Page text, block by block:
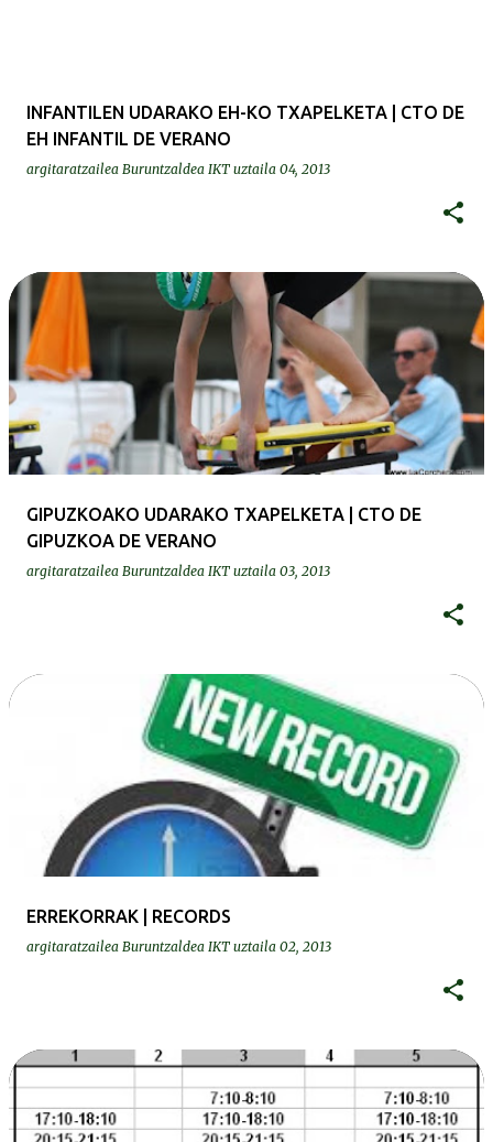
INFANTILEN UDARAKO EH-KO TXAPELKETA | CTO DE
EH INFANTIL DE VERANO
argitaratzailea Buruntzaldea IKT uztaila 04, 2013
GIPUZKOAKO UDARAKO TXAPELKETA | CTO DE
GIPUZKOA DE VERANO
argitaratzailea Buruntzaldea IKT uztaila 03, 2013
ERREKORRAK | RECORDS
argitaratzailea Buruntzaldea IKT uztaila 02, 2013